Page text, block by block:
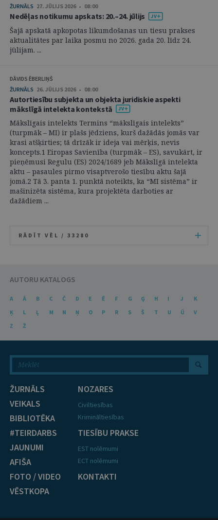
ŽURNĀLS 27. JŪLIJS 2026 • 08:00
Nedēļas notikumu apskats: 20.–24. jūlijs
Šajā apskatā apkopotas likumdošanas un tiesu prakses
aktualitātes par laika posmu no 2026. gada 20. līdz 24.
jūlijam. ...
DĀVIDS ĒBERLIŅŠ
ŽURNĀLS 26. JŪLIJS 2026 • 08:00
Autortiesību subjekta un objekta juridiskie aspekti
mākslīgā intelekta kontekstā
Mākslīgais intelekts Termins “mākslīgais intelekts”
(turpmāk – MI) ir plašs jēdziens, kurš dažādās jomās var
krasi atšķirties; tā drīzāk ir ideja vai mērķis, nevis
koncepts.1 Eiropas Savienība (turpmāk – ES), savukārt, ir
pieņēmusi Regulu (ES) 2024/1689 jeb Mākslīgā intelekta
aktu – pasaules pirmo visaptverošo tiesību aktu šajā
jomā.2 Tā 3. panta 1. punktā noteikts, ka “MI sistēma” ir
mašinizēta sistēma, kura projektēta darboties ar
dažādiem ...
RĀDĪT VĒL / 33280
AUTORU KATALOGS
A Ā B C Č D E Ē F G Ģ H I J
K
Ķ
L Ļ M N Ņ O P R S Š T U Ū
V
Z
Ž
ŽURNĀLS
VEIKALS
BIBLIOTĒKA
#TEIRDARBS
JAUNUMI
AFIŠA
FOTO / VIDEO
VĒSTKOPA
NOZARES
Civiltiesības
Krimināltiesības
TIESĪBU PRAKSE
EST nolēmumi
ECT nolēmumi
KONTAKTI